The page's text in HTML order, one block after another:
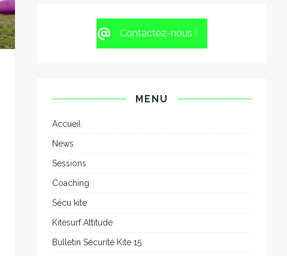
Contactez-nous !
MENU
Accueil
News
Sessions
Coaching
Sécu kite
Kitesurf Attitude
Bulletin Sécurité Kite 15